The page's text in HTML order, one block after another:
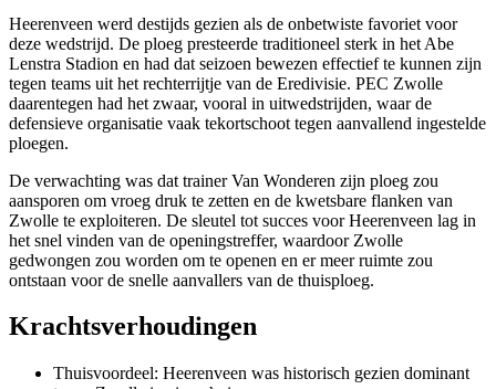
Heerenveen werd destijds gezien als de onbetwiste favoriet voor
deze wedstrijd. De ploeg presteerde traditioneel sterk in het Abe
Lenstra Stadion en had dat seizoen bewezen effectief te kunnen zijn
tegen teams uit het rechterrijtje van de Eredivisie. PEC Zwolle
daarentegen had het zwaar, vooral in uitwedstrijden, waar de
defensieve organisatie vaak tekortschoot tegen aanvallend ingestelde
ploegen.
De verwachting was dat trainer Van Wonderen zijn ploeg zou
aansporen om vroeg druk te zetten en de kwetsbare flanken van
Zwolle te exploiteren. De sleutel tot succes voor Heerenveen lag in
het snel vinden van de openingstreffer, waardoor Zwolle
gedwongen zou worden om te openen en er meer ruimte zou
ontstaan voor de snelle aanvallers van de thuisploeg.
Krachtsverhoudingen
Thuisvoordeel: Heerenveen was historisch gezien dominant